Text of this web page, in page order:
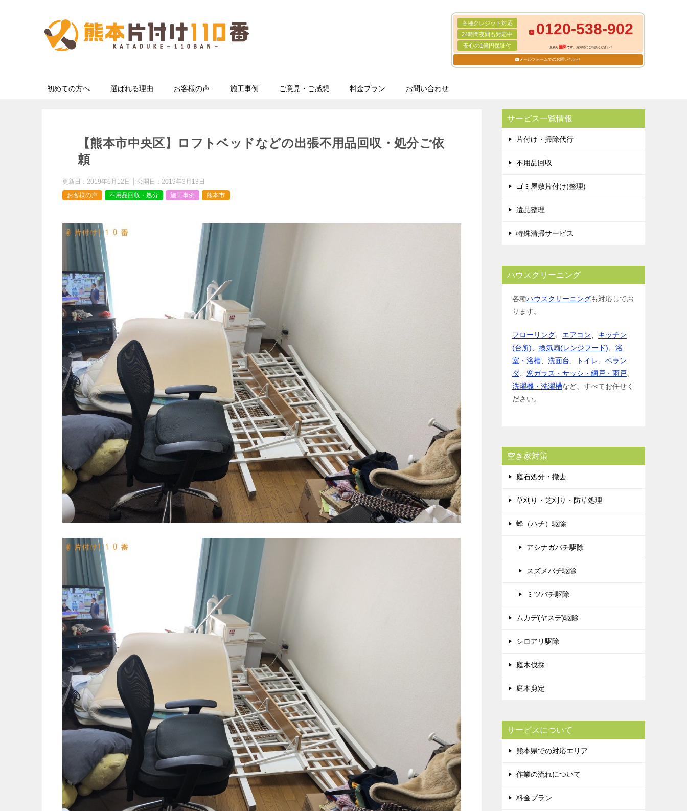
各種クレジット対応
24時間夜間も対応中
安心の1億円保証付
0120-538-902
見積り無料です。お気軽にご相談ください！
メールフォームでのお問い合わせ
初めての方へ 選ばれる理由 お客様の声 施工事例 ご意見・ご感想 料金プラン お問い合わせ
【熊本市中央区】ロフトベッドなどの出張不用品回収・処分ご依
頼
更新日： 2019年6月12日 公開日： 2019年3月13日
お客様の声
不用品回収・処分 施工事例 熊本市
サービス一覧情報
片付け・掃除代行
不用品回収
ゴミ屋敷片付け(整理)
遺品整理
特殊清掃サービス
ハウスクリーニング
各種ハウスクリーニングも対応してお
ります。
フローリング エアコン
キッチン
(台所)
換気扇(レンジフード)
浴
室・浴槽
洗面台 トイレ
ベラン
ダ
窓ガラス・サッシ・網戸・雨戸
洗濯機・洗濯槽など、すべてお任せく
ださい。
空き家対策
庭石処分・撤去
草刈り・芝刈り・防草処理
蜂（ハチ）駆除
アシナガバチ駆除
スズメバチ駆除
ミツバチ駆除
ムカデ(ヤスデ)駆除
シロアリ駆除
庭木伐採
庭木剪定
サービスについて
熊本県での対応エリア
作業の流れについて
料金プラン